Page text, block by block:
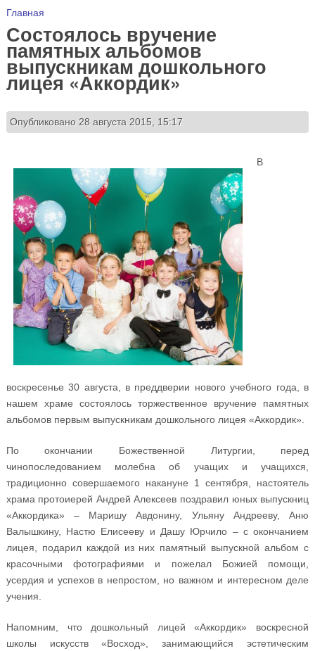
Вы здесь
Главная
Состоялось вручение
памятных альбомов
выпускникам дошкольного
лицея «Аккордик»
Опубликовано 28 августа 2015, 15:17
В
воскресенье 30 августа, в преддверии нового учебного года, в
нашем храме состоялось торжественное вручение памятных
альбомов первым выпускникам дошкольного лицея «Аккордик».
По окончании Божественной Литургии, перед
чинопоследованием молебна об учащих и учащихся,
традиционно совершаемого накануне 1 сентября, настоятель
храма протоиерей Андрей Алексеев поздравил юных выпускниц
«Аккордика» – Маришу Авдонину, Ульяну Андрееву, Аню
Валышкину, Настю Елисееву и Дашу Юрчило – с окончанием
лицея, подарил каждой из них памятный выпускной альбом с
красочными фотографиями и пожелал Божией помощи,
усердия и успехов в непростом, но важном и интересном деле
учения.
Напомним, что дошкольный лицей «Аккордик» воскресной
школы искусств «Восход», занимающийся эстетическим